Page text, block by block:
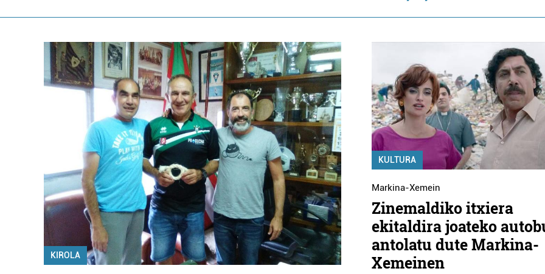
KIROLA
KULTURA
Markina-Xemein
Zinemaldiko itxiera
ekitaldira joateko
antolatu dute Markina-
Xemeinen